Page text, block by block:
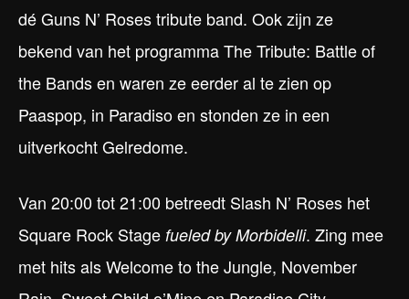
dé Guns N’ Roses tribute band. Ook zijn ze
bekend van het programma The Tribute: Battle of
the Bands en waren ze eerder al te zien op
Paaspop, in Paradiso en stonden ze in een
uitverkocht Gelredome.
Van 20:00 tot 21:00 betreedt Slash N’ Roses het
Square Rock Stage fueled by Morbidelli. Zing mee
met hits als Welcome to the Jungle, November